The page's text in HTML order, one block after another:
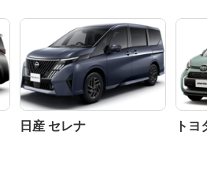
日産 セレナ ト